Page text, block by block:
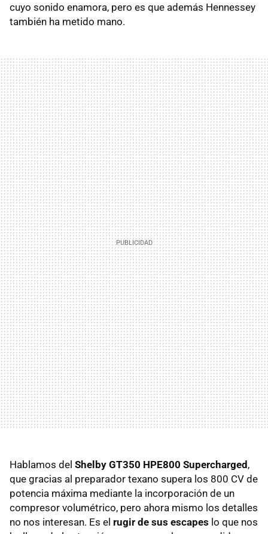
cuyo sonido enamora, pero es que además Hennessey
también ha metido mano.
Hablamos del Shelby GT350 HPE800 Supercharged,
que gracias al preparador texano supera los 800 CV de
potencia máxima mediante la incorporación de un
compresor volumétrico, pero ahora mismo los detalles
no nos interesan. Es el rugir de sus escapes lo que nos